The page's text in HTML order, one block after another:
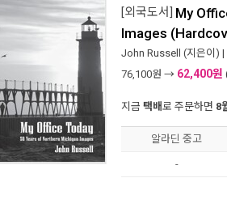
[외국도서] My
Images
John Russell (지은이) |
76,100원 → 62,400원
지금 택배로 주문하면 8
알라딘 중고
-